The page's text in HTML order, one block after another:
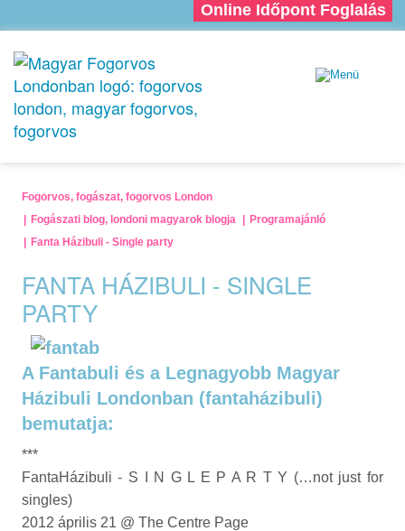
Online Időpont Foglalás
Fogorvos, fogászat, fogorvos London
Fogászati blog, londoni magyarok blogja
Programajánló
Fanta Házibuli - Single party
FANTA HÁZIBULI - SINGLE
PARTY
A Fantabuli és a Legnagyobb Magyar
Házibuli Londonban (fantaházibuli)
bemutatja:
***
FantaHázibuli - S I N G L E P A R T Y (…not just for
singles)
2012 április 21 @ The Centre Page